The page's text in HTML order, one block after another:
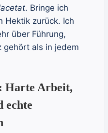
. Bringe ich
Hektik zurück. Ich
über Führung,
gehört als in jedem
Harte Arbeit,
echte